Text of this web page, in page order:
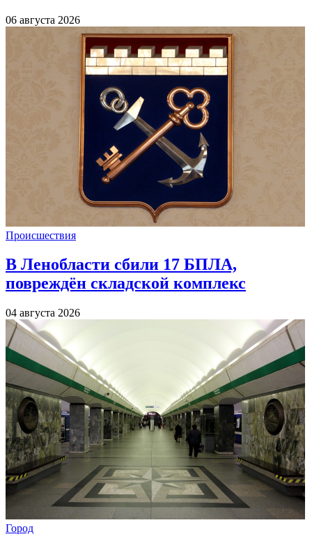
06 августа 2026
Происшествия
В Ленобласти сбили 17 БПЛА,
повреждён складской комплекс
04 августа 2026
Город